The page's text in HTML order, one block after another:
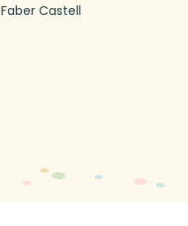
Faber Castell